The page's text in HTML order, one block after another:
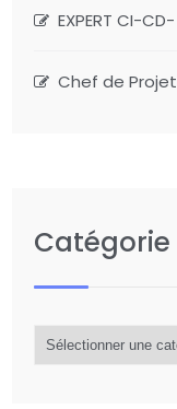
EXPERT CI-
Chef de
Catégorie
d’articles